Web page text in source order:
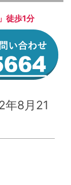
徒歩1分
年8月21